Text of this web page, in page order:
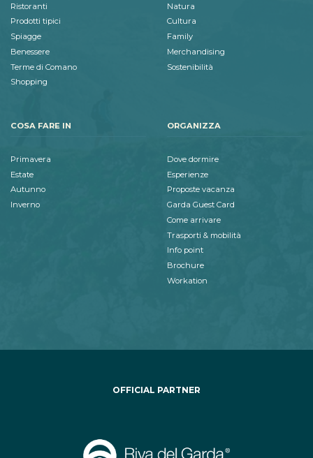
Ristoranti
Prodotti tipici
Spiagge
Benessere
Terme di Comano
Shopping
Natura
Cultura
Family
Merchandising
Sostenibilità
COSA FARE IN
Primavera
Estate
Autunno
Inverno
ORGANIZZA
Dove dormire
Esperienze
Proposte vacanza
Garda Guest Card
Come arrivare
Trasporti & mobilità
Info point
Brochure
Workation
OFFICIAL PARTNER